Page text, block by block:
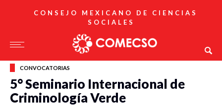
CONSEJO MEXICANO DE CIENCIAS
SOCIALES
CONVOCATORIAS
5° Seminario Internacional de
Criminología Verde